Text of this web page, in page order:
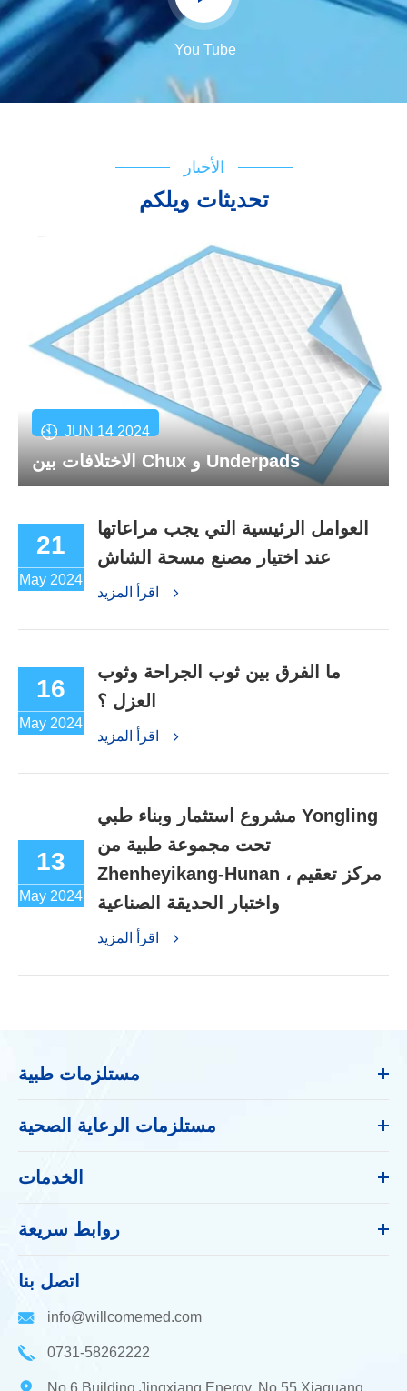
You Tube
الأخبار
تحديثات ويلكم
JUN 14 2024
الاختلافات بين Chux و Underpads
21
May 2024
العوامل الرئيسية التي يجب مراعاتها
عند اختيار مصنع مسحة الشاش
16
May 2024
ما الفرق بين ثوب الجراحة وثوب
العزل ؟
13
May 2024
مشروع استثمار وبناء طبي Yongling
تحت مجموعة طبية من
Zhenheyikang-Hunan ، مركز تعقيم
واختبار الحديقة الصناعية
مستلزمات طبية
مستلزمات الرعاية الصحية
الخدمات
روابط سريعة
اتصل بنا
info@willcomemed.com
0731-58262222
No.6 Building Jingxiang Energy, No.55 Xiaguang